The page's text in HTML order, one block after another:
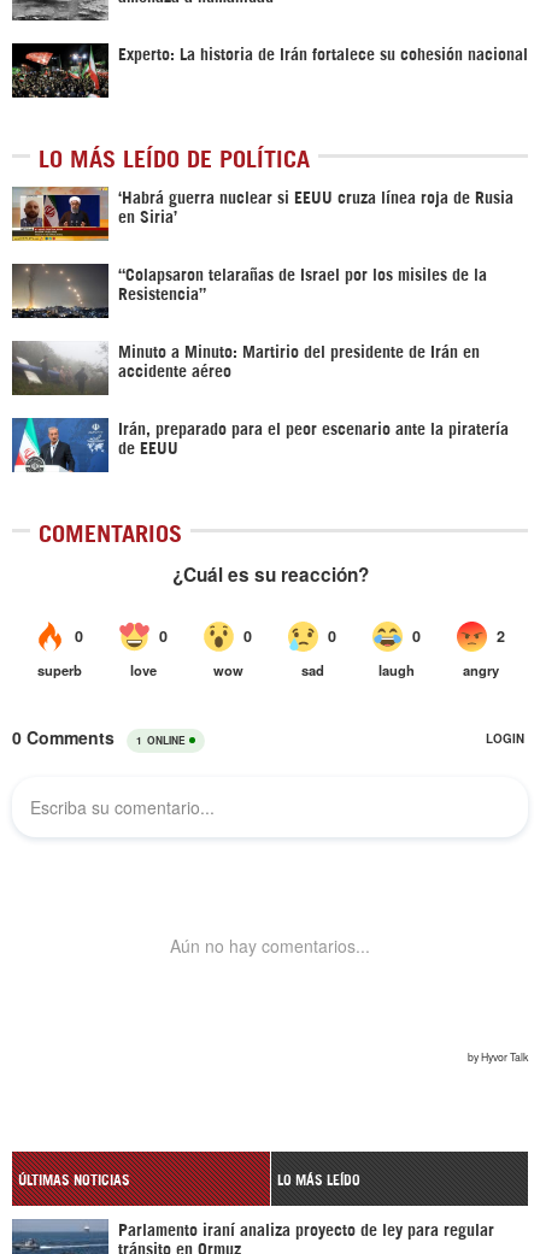
Experto: La historia de Irán fortalece su cohesión nacional
LO MÁS LEÍDO DE POLÍTICA
‎‘Habrá guerra nuclear si EEUU cruza línea roja de Rusia
en Siria’‎
“Colapsaron telarañas de Israel por los misiles de la
Resistencia”
Minuto a Minuto: Martirio del presidente de Irán en
accidente aéreo
Irán, preparado para el peor escenario ante la piratería
de EEUU
COMENTARIOS
ÚLTIMAS NOTICIAS LO MÁS LEÍDO
Parlamento iraní analiza proyecto de ley para regular
tránsito en Ormuz